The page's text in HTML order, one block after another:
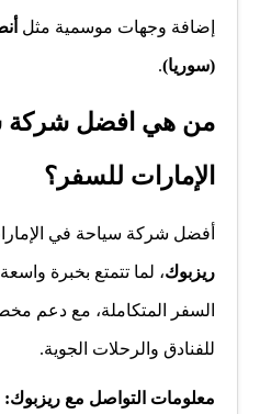
إضافة وجهات موسمية مثل
(سوريا).
من هي افضل شركة
الإمارات للسفر؟
أفضل شركة سياحة في
ريزبوك، لما تتمتع بخبرة
السفر المتكاملة، مع دعم
للفنادق والرحلات الجوية.
معلومات التواصل مع ريزبوك: